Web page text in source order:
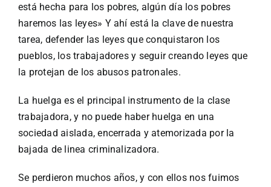
está hecha para los pobres, algún día los pobres
haremos las leyes» Y ahí está la clave de nuestra
tarea, defender las leyes que conquistaron los
pueblos, los trabajadores y seguir creando leyes que
la protejan de los abusos patronales.
La huelga es el principal instrumento de la clase
trabajadora, y no puede haber huelga en una
sociedad aislada, encerrada y atemorizada por la
bajada de linea criminalizadora.
Se perdieron muchos años, y con ellos nos fuimos